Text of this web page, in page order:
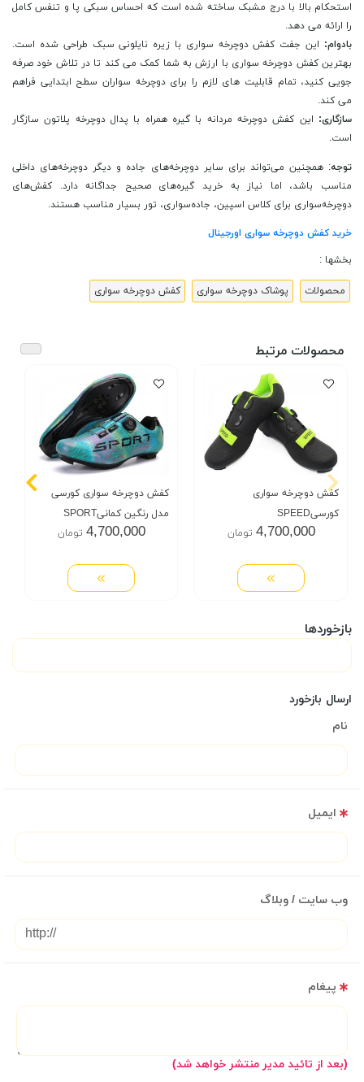
استحکام بالا با درج مشبک ساخته شده است که احساس سبکی پا و تنفس کامل
را ارائه می دهد.
بادوام: این جفت کفش دوچرخه سواری با زیره نایلونی سبک طراحی شده است.
بهترین کفش دوچرخه سواری با ارزش به شما کمک می کند تا در تلاش خود صرفه
جویی کنید، تمام قابلیت های لازم را برای دوچرخه سواران سطح ابتدایی فراهم
می کند.
سازگاری: این کفش دوچرخه مردانه با گیره همراه با پدال دوچرخه پلاتون سازگار
است.
توجه: همچنین می‌تواند برای سایر دوچرخه‌های جاده و دیگر دوچرخه‌های داخلی
مناسب باشد، اما نیاز به خرید گیره‌های صحیح جداگانه دارد. کفش‌های
دوچرخه‌سواری برای کلاس اسپین، جاده‌سواری، تور بسیار مناسب هستند.
خرید کفش دوچرخه سواری اورجینال
بخشها :
محصولات پوشاک دوچرخه سواری کفش دوچرخه سواری
محصولات مرتبط
کفش دوچرخه سواری
کورسیSPEED
4,700,000 تومان
کفش دوچرخه سواری کورسی
مدل رنگین کمانیSPORT
4,700,000 تومان
بازخوردها
ارسال بازخورد
نام
ایمیل
وب سایت / وبلاگ
پیغام
(بعد از تائید مدیر منتشر خواهد شد)